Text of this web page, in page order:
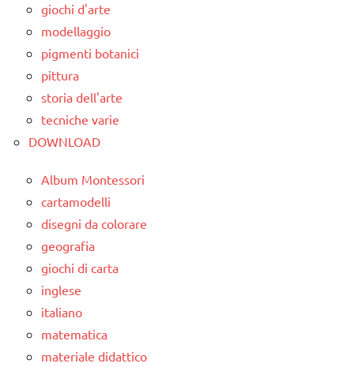
dettati
/
animali
dettati
ortografici
animali
ARGOMENTI
PER ETA'
TUTTI GLI
3 ai
6
anni
LINGUAGGIO
poesie
/
poesie e
filastrocche
Primavera
STAGIONI
TUTTI GLI
ARGOMENTI
PER ETA'
TUTTI GLI
giochi d'arte
modellaggio
pigmenti botanici
pittura
storia dell'arte
tecniche varie
DOWNLOAD
Album Montessori
cartamodelli
disegni da colorare
geografia
giochi di carta
inglese
italiano
matematica
materiale didattico